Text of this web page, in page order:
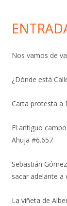
Nos vamos de
¿Dónde está
Carta protesta a
El antiguo
Ahuja #6.657
Sebastián
sacar adelante a
La viñeta de